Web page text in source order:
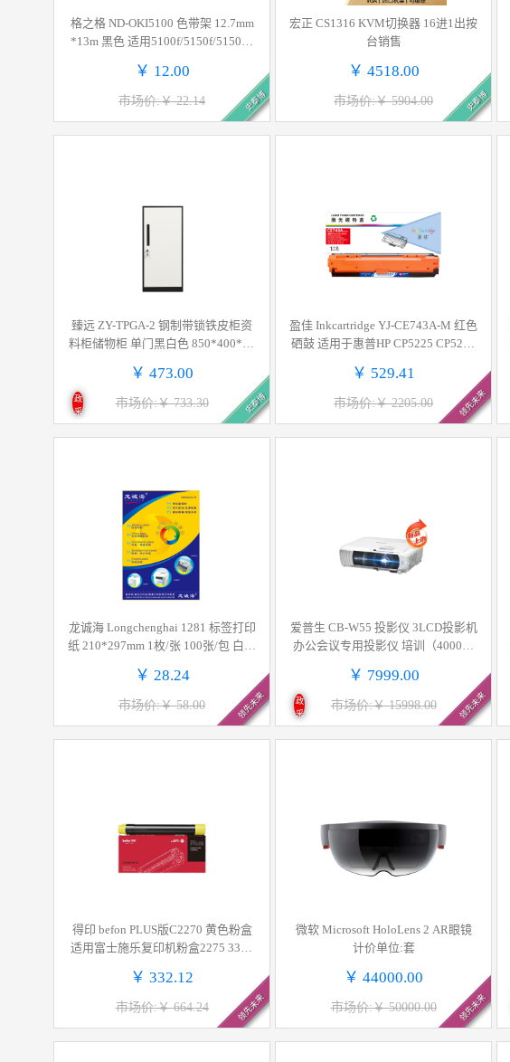
格之格 ND-OKI5100 色带架 12.7mm
*13m 黑色 适用5100f/5150f/5150fs/
+/5500FS+/5500F+/OKI7500F/OKI77
00F/OKI8100F/5800/5800F按个销售
￥ 12.00
市场价:￥ 22.14 史泰博
宏正 CS1316 KVM切换器 16进1出按
台销售
￥ 4518.00
市场价:￥ 5904.00 史泰博
臻远 ZY-TPGA-2 钢制带锁铁皮柜资
料柜储物柜 单门黑白色 850*400*40
￥ 473.00
市场价:￥ 733.30
政
采
史泰博
盈佳 Inkcartridge YJ-CE743A-M 红色
硒鼓 适用于惠普HP CP5225 CP5225
00C 9600C 计价单位:支
￥ 529.41
市场价:￥ 2205.00 领先未来
龙诚海 Longchenghai 1281 标签打印
纸 210*297mm 1枚/张 100张/包 白色
￥ 28.24
市场价:￥ 58.00 领先未来
爱普生 CB-W55 投影仪 3LCD投影机
办公会议专用投影仪 培训（4000流
个
￥ 7999.00
市场价:￥ 15998.00
政
采
领先未来
得印 befon PLUS版C2270 黄色粉盒
适用富士施乐复印机粉盒2275 3370
支
￥ 332.12
市场价:￥ 664.24 领先未来
微软 Microsoft HoloLens 2 AR眼镜
计价单位:套
￥ 44000.00
市场价:￥ 50000.00 领先未来